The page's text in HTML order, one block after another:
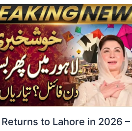
to Lahore in 2026 –